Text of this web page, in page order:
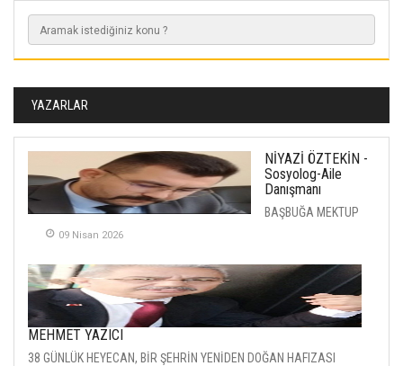
YAZARLAR
NİYAZİ ÖZTEKİN -
Sosyolog-Aile
Danışmanı
BAŞBUĞA MEKTUP
09 Nisan 2026
MEHMET YAZICI
38 GÜNLÜK HEYECAN, BİR ŞEHRİN YENİDEN DOĞAN HAFIZASI